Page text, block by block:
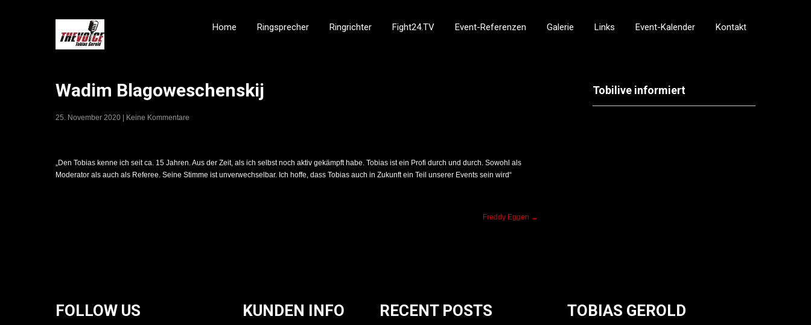
Home Ringsprecher Ringrichter Fight24.TV Event-Referenzen Galerie Links Event-Kalender Kontakt
Wadim Blagoweschenskij
25. November 2020 Keine Kommentare
„Den Tobias kenne ich seit ca. 15 Jahren. Aus der Zeit, als ich selbst noch aktiv gekämpft habe. Tobias ist ein Profi durch und durch. Sowohl als
Moderator als auch als Referee. Seine Stimme ist unverwechselbar. Ich hoffe, dass Tobias auch in Zukunft ein Teil unserer Events sein wird“
Freddy Eggen →
Tobilive informiert
FOLLOW US KUNDEN INFO RECENT POSTS TOBIAS GEROLD